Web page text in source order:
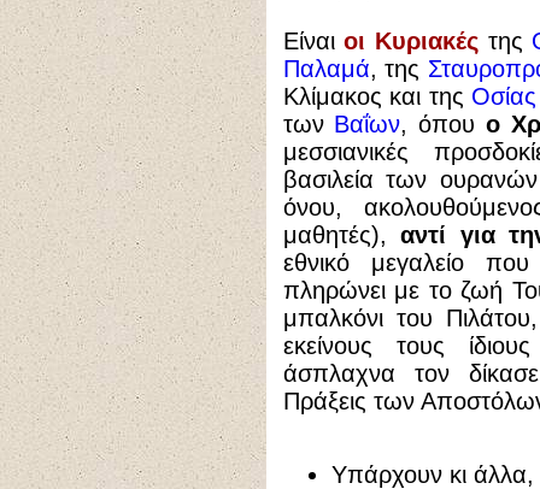
Είναι οι Κυριακές της
Παλαμά, της
Κλίμακος και της
των Βαΐων, όπου ο
μεσσιανικές
βασιλεία των
όνου,
μαθητές), αντί για
εθνικό μεγαλείο
πληρώνει με το ζωή
μπαλκόνι του
εκείνους τους
άσπλαχνα τον
Πράξεις των
Υπάρχουν κι